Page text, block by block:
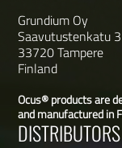
Grundium Oy
Saavutustenkatu 3
33720 Tampere
Finland
Ocus® products are
and manufactured
DISTRIBUTORS